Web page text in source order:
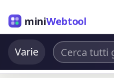
miniWebtool
Varie